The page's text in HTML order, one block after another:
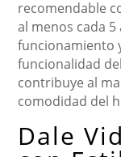
recomendable
al menos cada
funcionamiento
funcionalidad
contribuye al
comodidad del
Dale